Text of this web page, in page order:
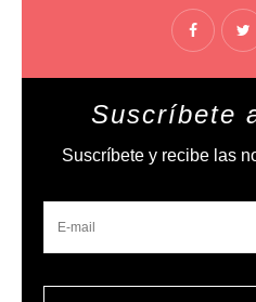
Suscríbete
Suscríbete y recibe las